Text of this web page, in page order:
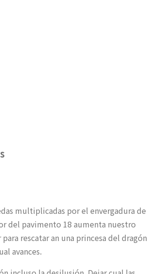
multiplicadas por el envergadura de
del pavimento 18 aumenta nuestro
rescatar an una princesa del dragón
avances.